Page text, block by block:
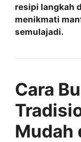
resipi langkah
menikmati
semulajadi.
Cara
Mudah